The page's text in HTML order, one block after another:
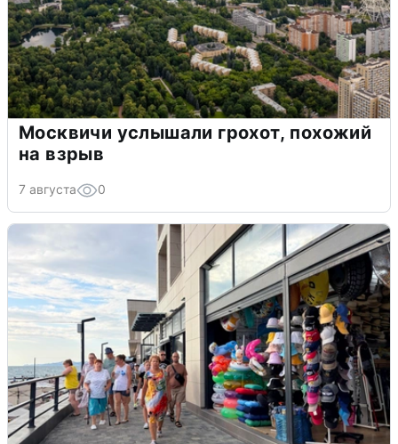
Москвичи услышали грохот, похожий
на взрыв
7 августа 0